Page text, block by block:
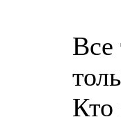
Все
Кто